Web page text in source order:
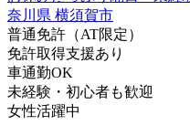
普通免許（AT限定）
免許取得支援あり
車通勤OK
未経験・初心者も歓迎
女性活躍中